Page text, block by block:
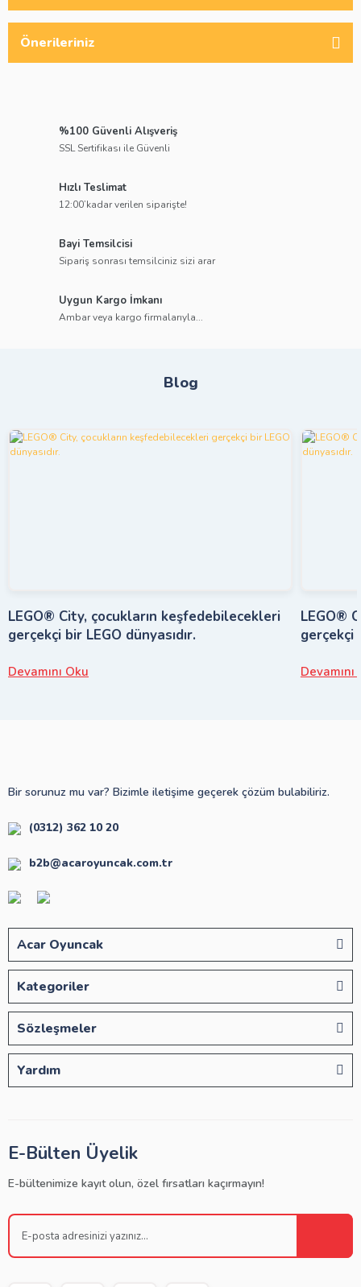
Önerileriniz
%100 Güvenli Alışveriş
SSL Sertifikası ile Güvenli
Hızlı Teslimat
12:00’kadar verilen siparişte!
Bayi Temsilcisi
Sipariş sonrası temsilciniz sizi arar
Uygun Kargo İmkanı
Ambar veya kargo firmalarıyla...
Blog
LEGO® City, çocukların keşfedebilecekleri
gerçekçi bir LEGO dünyasıdır.
Devamını Oku
LEGO®
gerçekçi
Devamını
Bir sorunuz mu var? Bizimle iletişime geçerek çözüm bulabiliriz.
(0312) 362 10 20
b2b@acaroyuncak.com.tr
Acar Oyuncak
Kategoriler
Sözleşmeler
Yardım
E-Bülten Üyelik
E-bültenimize kayıt olun, özel fırsatları kaçırmayın!